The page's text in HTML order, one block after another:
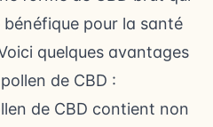
pour la santé
quelques avantages
de CBD :
de CBD contient non